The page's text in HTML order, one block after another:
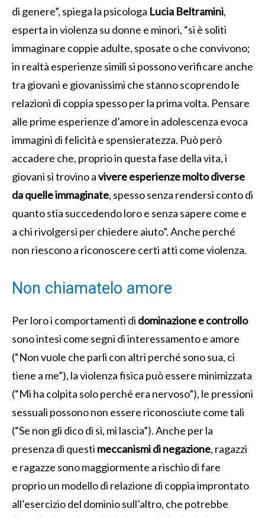
di genere”, spiega la psicologa Lucia Beltramini,
esperta in violenza su donne e minori, “si è soliti
immaginare coppie adulte, sposate o che convivono;
in realtà esperienze simili si possono verificare anche
tra giovani e giovanissimi che stanno scoprendo le
relazioni di coppia spesso per la prima volta. Pensare
alle prime esperienze d’amore in adolescenza evoca
immagini di felicità e spensieratezza. Può però
accadere che, proprio in questa fase della vita, i
giovani si trovino avivere esperienze molto diverse
da quelle immaginate, spesso senza rendersi conto di
quanto stia succedendo loro e senza sapere come e
a chi rivolgersi per chiedere aiuto”. Anche perché
non riescono a riconoscere certi atti come violenza.
Non chiamatelo amore
Per loro i comportamenti di dominazione e controllo
sono intesi come segni di interessamento e amore
(“Non vuole che parli con altri perché sono sua, ci
tiene a me”), la violenza fisica può essere minimizzata
(“Mi ha colpita solo perché era nervoso”), le pressioni
sessuali possono non essere riconosciute come tali
(“Se non gli dico di sì, mi lascia”). Anche per la
presenza di questi meccanismi di negazione, ragazzi
e ragazze sono maggiormente a rischio di fare
proprio un modello di relazione di coppia improntato
all’esercizio del dominio sull’altro, che potrebbe